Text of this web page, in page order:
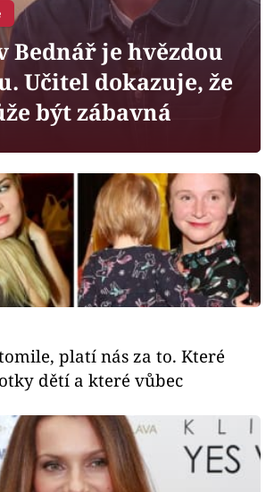
Karlovy Vary
Bednář je hvězdou
Učitel dokazuje, že
být zábavná
platí nás za to. Které
dětí a které vůbec